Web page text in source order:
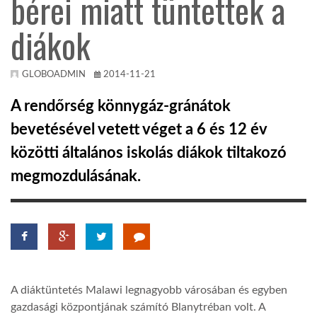
KÖZEL-KELET
AUSZTRÁLIA
A VILÁG ITTHON
HÍR3D
bérei miatt tüntettek a
diákok
GLOBOADMIN 2014-11-21
A rendőrség könnygáz-gránátok
bevetésével vetett véget a 6 és 12 év
közötti általános iskolás diákok tiltakozó
megmozdulásának.
A diáktüntetés Malawi legnagyobb városában és egyben
gazdasági központjának számító Blanytréban volt. A